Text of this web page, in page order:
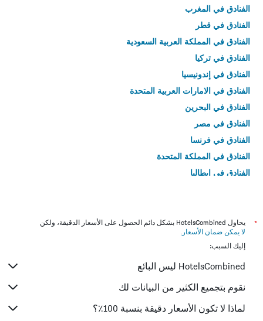
الفنادق في المغرب
الفنادق في قطر
الفنادق في المملكة العربية السعودية
الفنادق في تركيا
الفنادق في إندونيسيا
الفنادق في الامارات العربية المتحدة
الفنادق في البحرين
الفنادق في مصر
الفنادق في فرنسا
الفنادق في المملكة المتحدة
الفنادق في إيطاليا
*
يحاول HotelsCombined بشكل دائم الحصول على الأسعار الدقيقة، ولكن
لا يمكن ضمان الأسعار .
إليك السبب:
HotelsCombined ليس البائع
نقوم بتجميع الكثير من البيانات لك
لماذا لا تكون الأسعار دقيقة بنسبة 100٪؟